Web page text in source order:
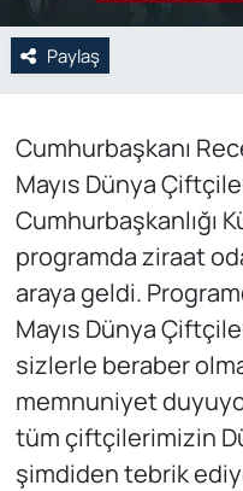
Paylaş
Cumhurbaşkanı
Mayıs Dünya
Cumhurbaşkanlığı
programda ziraat
araya geldi.
Mayıs Dünya
sizlerle beraber
memnuniyet
tüm çiftçilerimizin
şimdiden tebrik
Web Tv